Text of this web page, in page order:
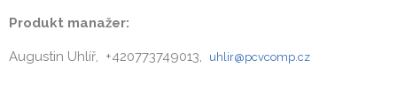
Produkt manažer:
Augustin Uhlíř, +420773749013, uhlir@pcvcomp.cz